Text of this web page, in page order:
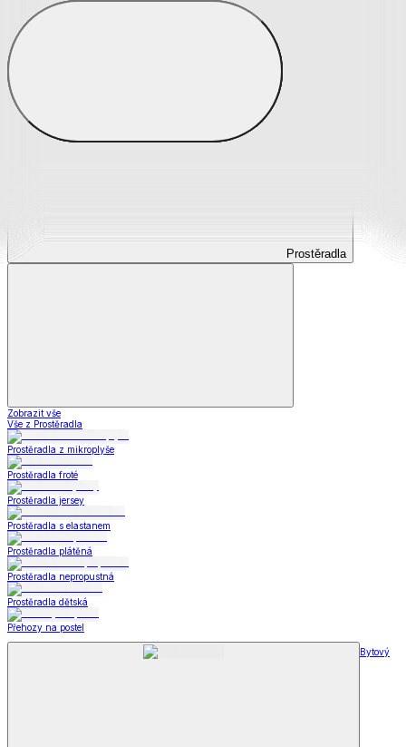
Prostěradla
Prostěradla
Zobrazit vše
Vše z Prostěradla
Prostěradla z mikroplyše
Prostěradla froté
Prostěradla jersey
Prostěradla s elastanem
Prostěradla plátěná
Prostěradla nepropustná
Prostěradla dětská
Přehozy na postel
Bytový